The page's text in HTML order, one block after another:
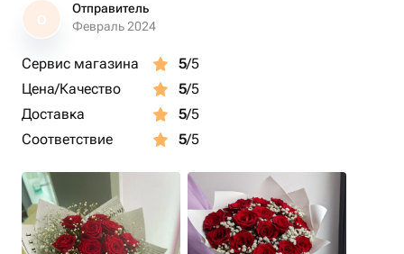
О
Отправитель
Февраль 2024
Сервис магазина 5/5
Цена/Качество
5/5
Доставка
5/5
Соответствие
5/5